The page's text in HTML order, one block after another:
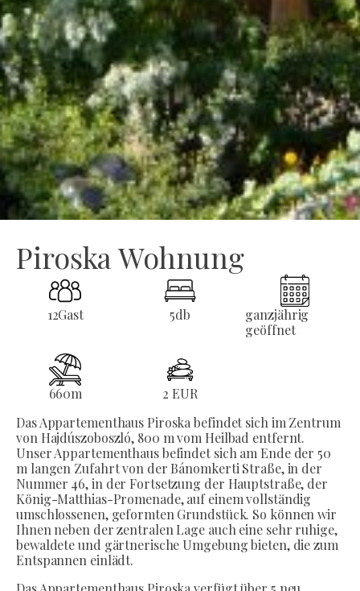
Piroska Wohnung
12Gast 5db
ganzjährig
geöffnet
660m
2 EUR
Das Appartementhaus Piroska befindet sich im Zentrum
von Hajdúszoboszló, 800 m vom Heilbad entfernt.
Unser Appartementhaus befindet sich am Ende der 50
m langen Zufahrt von der Bánomkerti Straße, in der
Nummer 46, in der Fortsetzung der Hauptstraße, der
König-Matthias-Promenade, auf einem vollständig
umschlossenen, geformten Grundstück. So können wir
Ihnen neben der zentralen Lage auch eine sehr ruhige,
bewaldete und gärtnerische Umgebung bieten, die zum
Entspannen einlädt.